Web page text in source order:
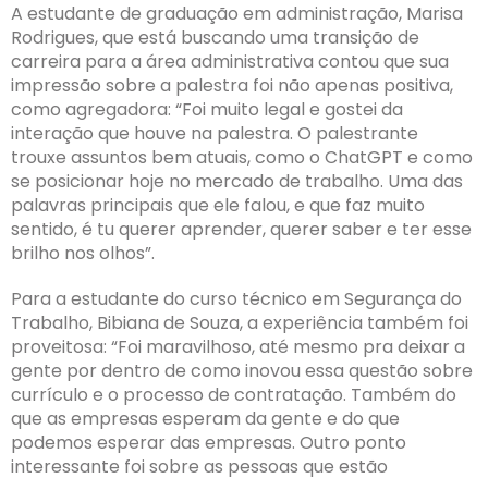
A estudante de graduação em administração, Marisa
Rodrigues, que está buscando uma transição de
carreira para a área administrativa contou que sua
impressão sobre a palestra foi não apenas positiva,
como agregadora: “Foi muito legal e gostei da
interação que houve na palestra. O palestrante
trouxe assuntos bem atuais, como o ChatGPT e como
se posicionar hoje no mercado de trabalho. Uma das
palavras principais que ele falou, e que faz muito
sentido, é tu querer aprender, querer saber e ter esse
brilho nos olhos”.
Para a estudante do curso técnico em Segurança do
Trabalho, Bibiana de Souza, a experiência também foi
proveitosa: “Foi maravilhoso, até mesmo pra deixar a
gente por dentro de como inovou essa questão sobre
currículo e o processo de contratação. Também do
que as empresas esperam da gente e do que
podemos esperar das empresas. Outro ponto
interessante foi sobre as pessoas que estão